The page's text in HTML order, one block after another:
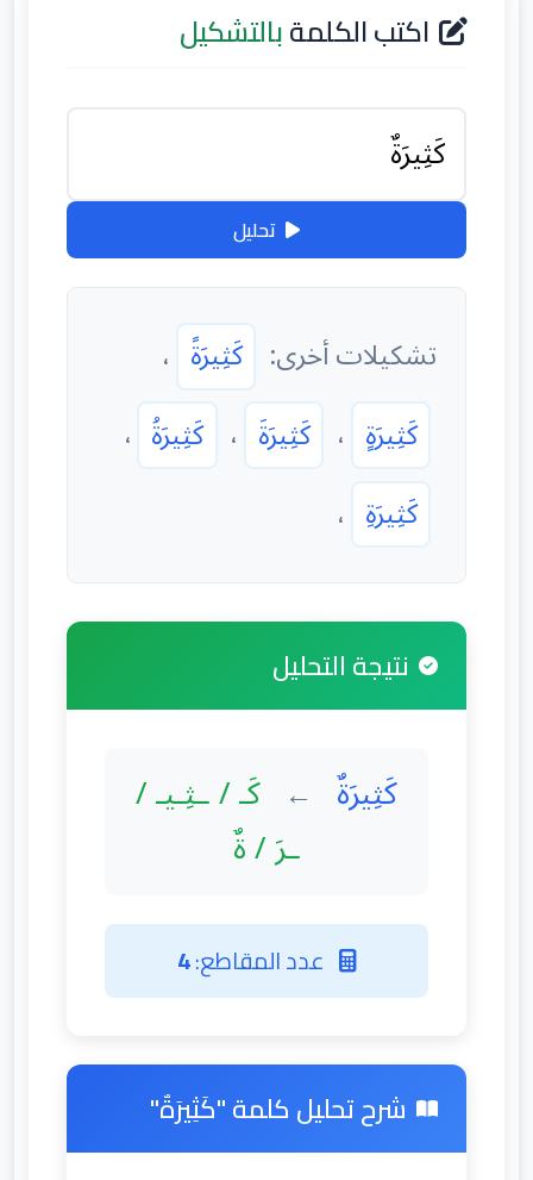
اكتب الكلمةبالتشكيل
تحليل
تشكيلات أخرى: كَثِيرَةً ،
كَثِيرَةٍ ، كَثِيرَةَ ، كَثِيرَةُ ،
كَثِيرَةِ ،
نتيجة التحليل
كَثِيرَةٌ ← كَـ / ـثِـيـ /
ـرَ / ةٌ
عدد المقاطع:4
شرح تحليل كلمة "كَثِيرَةٌ"